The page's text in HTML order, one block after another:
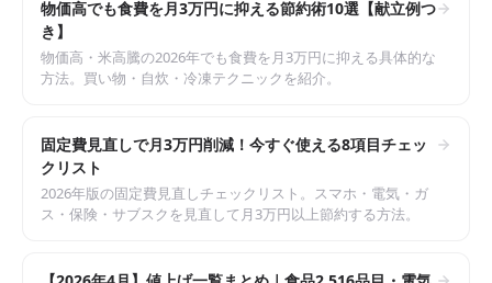
物価高でも食費を月3万円に抑える節約術10選【献立例つ
き】
物価高・米高騰の2026年でも食費を月3万円に抑える具体的な
方法。買い物・自炊・冷凍テクニックを紹介。
固定費見直しで月3万円削減！今すぐ使える8項目チェッ
クリスト
2026年版の固定費見直しチェックリスト。スマホ・電気・ガ
ス・保険・サブスクを見直して月3万円以上節約する方法。